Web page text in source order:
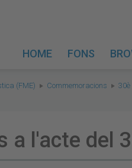
HOME FONS
(FME) Commemoracions
l'acte del